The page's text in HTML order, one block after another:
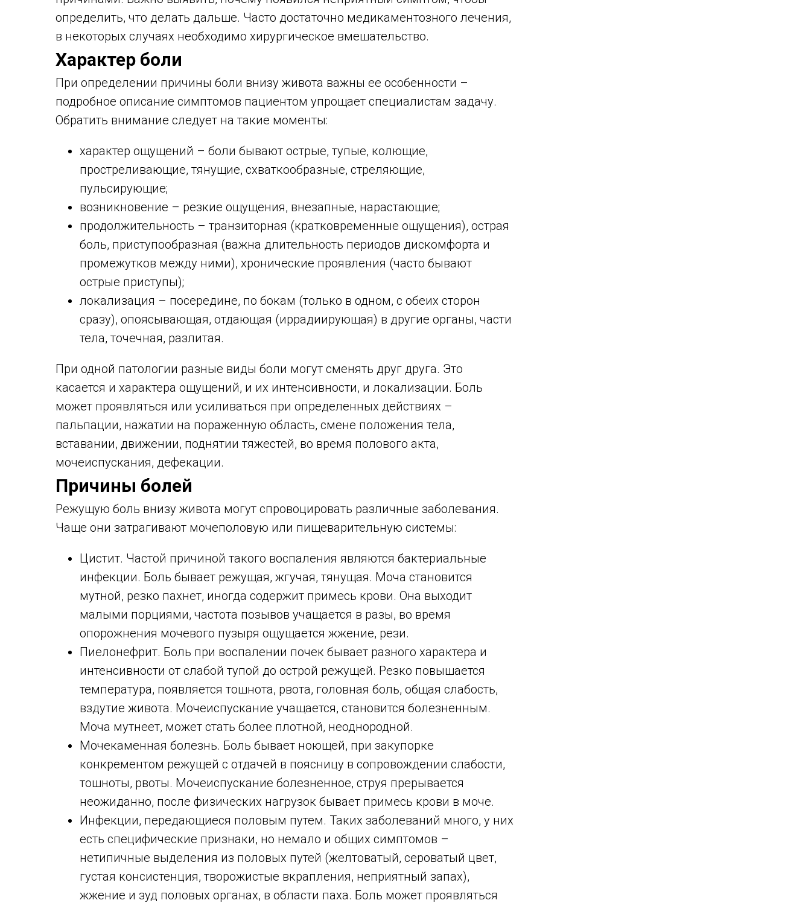
определить, что делать дальше. Часто достаточно медикаментозного лечения,
в некоторых случаях необходимо хирургическое вмешательство.
Характер боли
При определении причины боли внизу живота важны ее особенности –
подробное описание симптомов пациентом упрощает специалистам задачу.
Обратить внимание следует на такие моменты:
характер ощущений – боли бывают острые, тупые, колющие,
простреливающие, тянущие, схваткообразные, стреляющие,
пульсирующие;
возникновение – резкие ощущения, внезапные, нарастающие;
продолжительность – транзиторная (кратковременные ощущения), острая
боль, приступообразная (важна длительность периодов дискомфорта и
промежутков между ними), хронические проявления (часто бывают
острые приступы);
локализация – посередине, по бокам (только в одном, с обеих сторон
сразу), опоясывающая, отдающая (иррадиирующая) в другие органы, части
тела, точечная, разлитая.
При одной патологии разные виды боли могут сменять друг друга. Это
касается и характера ощущений, и их интенсивности, и локализации. Боль
может проявляться или усиливаться при определенных действиях –
пальпации, нажатии на пораженную область, смене положения тела,
вставании, движении, поднятии тяжестей, во время полового акта,
мочеиспускания, дефекации.
Причины болей
Режущую боль внизу живота могут спровоцировать различные заболевания.
Чаще они затрагивают мочеполовую или пищеварительную системы:
Цистит. Частой причиной такого воспаления являются бактериальные
инфекции. Боль бывает режущая, жгучая, тянущая. Моча становится
мутной, резко пахнет, иногда содержит примесь крови. Она выходит
малыми порциями, частота позывов учащается в разы, во время
опорожнения мочевого пузыря ощущается жжение, рези.
Пиелонефрит. Боль при воспалении почек бывает разного характера и
интенсивности от слабой тупой до острой режущей. Резко повышается
температура, появляется тошнота, рвота, головная боль, общая слабость,
вздутие живота. Мочеиспускание учащается, становится болезненным.
Моча мутнеет, может стать более плотной, неоднородной.
Мочекаменная болезнь. Боль бывает ноющей, при закупорке
конкрементом режущей с отдачей в поясницу в сопровождении слабости,
тошноты, рвоты. Мочеиспускание болезненное, струя прерывается
неожиданно, после физических нагрузок бывает примесь крови в моче.
Инфекции, передающиеся половым путем. Таких заболеваний много, у них
есть специфические признаки, но немало и общих симптомов –
нетипичные выделения из половых путей (желтоватый, сероватый цвет,
густая консистенция, творожистые вкрапления, неприятный запах),
жжение и зуд половых органах, в области паха. Боль может проявляться